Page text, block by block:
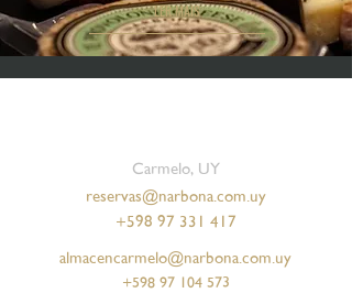
LER MAIS
Carmelo, UY
reservas@narbona.com.uy
+598 97 331 417
almacencarmelo@narbona.com.uy
+598 97 104 573